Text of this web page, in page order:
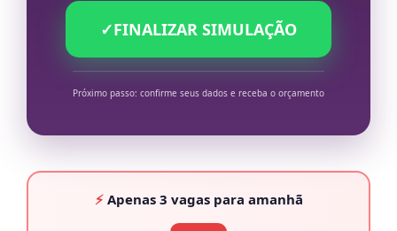
✓FINALIZAR SIMULAÇÃO
Próximo passo: confirme seus dados e receba o orçamento
⚡Apenas 3 vagaspara amanhã